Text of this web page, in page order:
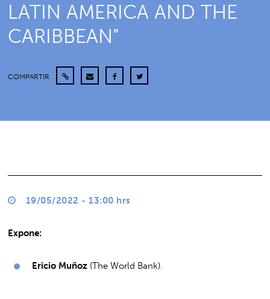
LATIN AMERICA AND THE
CARIBBEAN”
COMPARTIR
19/05/2022 - 13:00 hrs
Expone:
Ericio Muñoz (The World Bank).